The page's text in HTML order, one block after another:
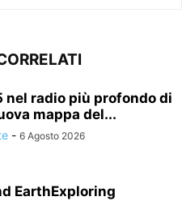
nel radio più profondo di
mappa del...
- 6 Agosto 2026
EarthExploring